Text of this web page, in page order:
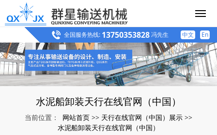
全国服务热线: 13750353828冯先生 中文 En
水泥船卸装天行在线官网（中国）
当前位置： 网站首页 >> 天行在线官网（中国）展示 >>
水泥船卸装天行在线官网（中国）